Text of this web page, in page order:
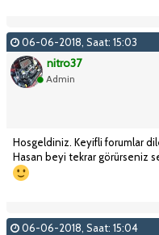
06-06-2018, Saat: 15:03
nitro37
Admin
Hosgeldiniz. Keyifli forumlar
Hasan beyi tekrar görürseniz
06-06-2018, Saat: 15:04